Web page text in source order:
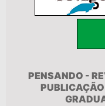
PENSANDO -